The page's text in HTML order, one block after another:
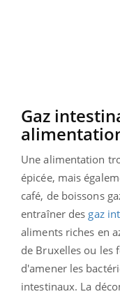
Gaz
Une alimentation
épicée, mais
café, de boissons
entraîner des gaz
aliments riches en
de Bruxelles ou les
d'amener les
intestinaux. La